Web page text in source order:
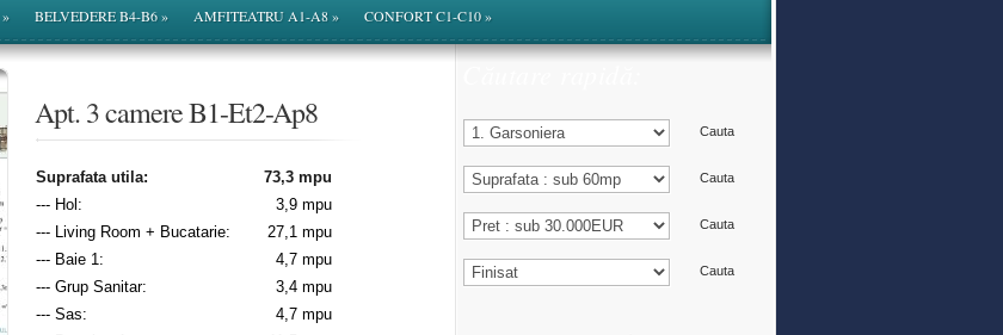
» BELVEDERE B4-B6» AMFITEATRU A1-A8» CONFORT C1-C10»
Apt. 3 camere B1-Et2-Ap8
Suprafata utila:
73,3 mpu
--- Hol:
3,9 mpu
--- Living Room + Bucatarie:
27,1 mpu
--- Baie 1:
4,7 mpu
--- Grup Sanitar:
3,4 mpu
--- Sas:
4,7 mpu